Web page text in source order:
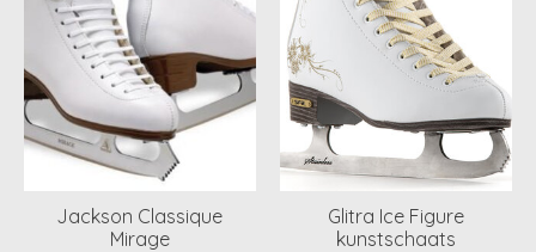
Jackson Classique
Mirage
Glitra Ice Figure
kunstschaats